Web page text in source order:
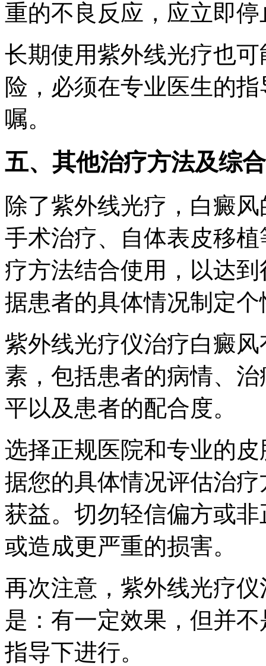
重的不良反应，应立即
长期使用紫外线光疗也
险，必须在专业医生的
嘱。
五、其他治疗方法及综
除了紫外线光疗，白癜
手术治疗、自体表皮移
疗方法结合使用，以达
据患者的具体情况制定
紫外线光疗仪治疗白癜
素，包括患者的病情、
平以及患者的配合度。
选择正规医院和专业的
据您的具体情况评估治
获益。切勿轻信偏方或
或造成更严重的损害。
再次注意，紫外线光疗
是：有一定效果，但并
指导下进行。